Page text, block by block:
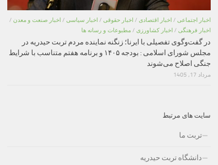
اخبار اجتماعی / اخبار اقتصادی / اخبار حقوقی / اخبار سیاسی / اخبار صنعت و معدن /
اخبار فرهنگی / اخبار کشاورزی / مطبوعات و رسانه ها
در گفت‌وگوی تفصیلی با ایرنا؛ زنگنه نماینده مردم تربت حیدریه در
مجلس شورای اسلامی : بودجه ۱۴۰۵ و برنامه هفتم متناسب با شرایط
جنگی اصلاح می‌شوند
مرداد 17, 1405
سایت های مرتبط
تربت ما
دانشگاه تربت حیدریه